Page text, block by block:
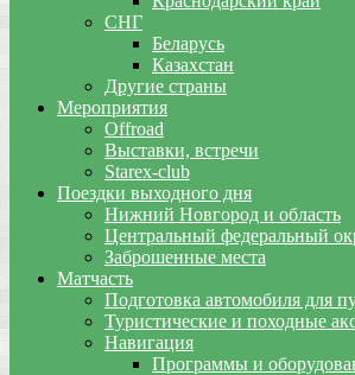
СНГ
Беларусь
Казахстан
Другие страны
Мероприятия
Offroad
Выставки, встречи
Starex-club
Поездки выходного дня
Нижний Новгород и область
Центральный федеральный
Заброшенные места
Матчасть
Подготовка автомобиля для
Туристические и походные
Навигация
Программы и